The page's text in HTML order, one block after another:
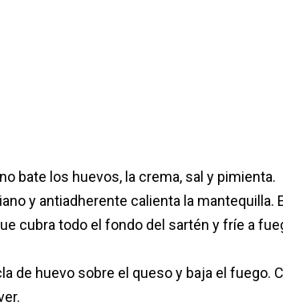
bate los huevos, la crema, sal y pimienta.
y antiadherente calienta la mantequilla.
cubra todo el fondo del sartén y fríe a
de huevo sobre el queso y baja el fuego.